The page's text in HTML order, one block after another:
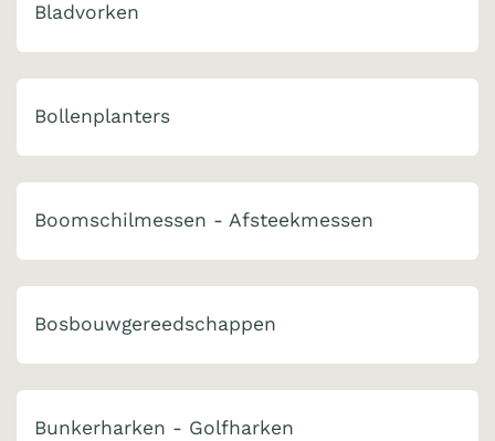
Bladvorken
Bollenplanters
Boomschilmessen - Afsteekmessen
Bosbouwgereedschappen
Bunkerharken - Golfharken